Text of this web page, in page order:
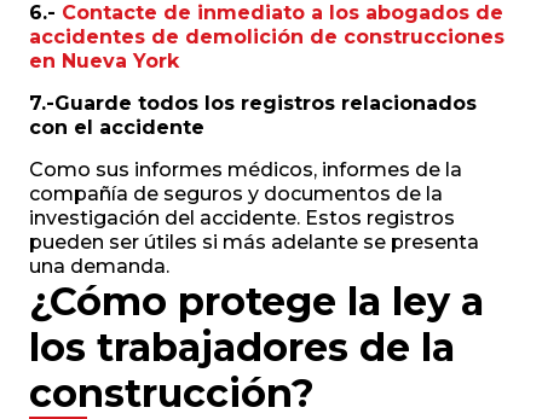
6.- Contacte de inmediato a los abogados de
accidentes de demolición de construcciones
en Nueva York
7.-Guarde todos los registros relacionados
con el accidente
Como sus informes médicos, informes de la
compañía de seguros y documentos de la
investigación del accidente. Estos registros
pueden ser útiles si más adelante se presenta
una demanda.
¿Cómo protege la ley a
los trabajadores de la
construcción?